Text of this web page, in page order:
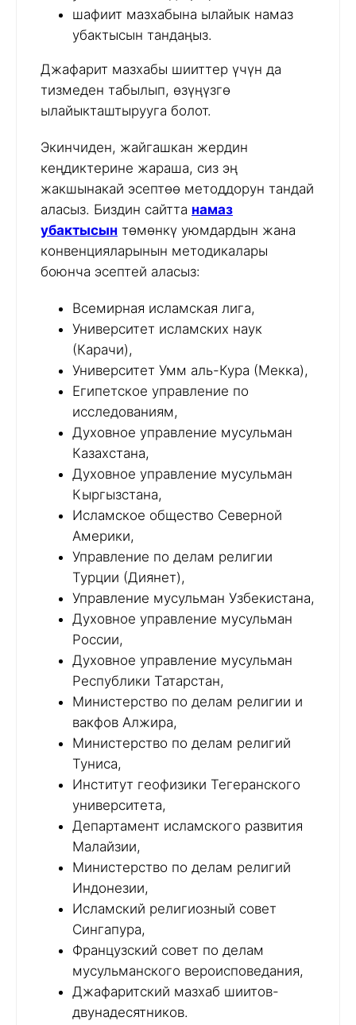
шафиит мазхабына ылайык намаз
убактысын тандаңыз.
Джафарит мазхабы шииттер үчүн да
тизмеден табылып, өзүңүзгө
ылайыкташтырууга болот.
Экинчиден, жайгашкан жердин
кеңдиктерине жараша, сиз эң
жакшынакай эсептөө методдорун тандай
аласыз. Биздин сайтта намаз
убактысын төмөнкү уюмдардын жана
конвенцияларынын методикалары
боюнча эсептей аласыз:
Всемирная исламская лига,
Университет исламских наук
(Карачи),
Университет Умм аль-Кура (Мекка),
Египетское управление по
исследованиям,
Духовное управление мусульман
Казахстана,
Духовное управление мусульман
Кыргызстана,
Исламское общество Северной
Америки,
Управление по делам религии
Турции (Диянет),
Управление мусульман Узбекистана,
Духовное управление мусульман
России,
Духовное управление мусульман
Республики Татарстан,
Министерство по делам религии и
вакфов Алжира,
Министерство по делам религий
Туниса,
Институт геофизики Тегеранского
университета,
Департамент исламского развития
Малайзии,
Министерство по делам религий
Индонезии,
Исламский религиозный совет
Сингапура,
Французский совет по делам
мусульманского вероисповедания,
Джафаритский мазхаб шиитов-
двунадесятников.